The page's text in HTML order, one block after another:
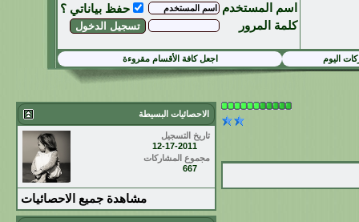
اسم المستخدم
حفظ بياناتي ؟
كلمة المرور
اليوم اجعل كافة الأقسام مقروءة
الاحصائيات البسيطة
تاريخ التسجيل
12-17-2011
مجموع المشاركات
667
مشاهدة جميع الاحصائيات